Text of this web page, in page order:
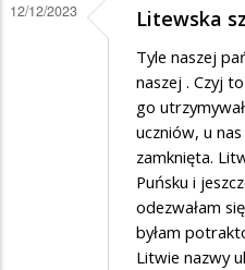
12/12/2023 Litewska
Tyle naszej
naszej . Czyj
go
uczniów, u nas
zamknięta.
Puńsku i
odezwałam
byłam
Litwie nazwy